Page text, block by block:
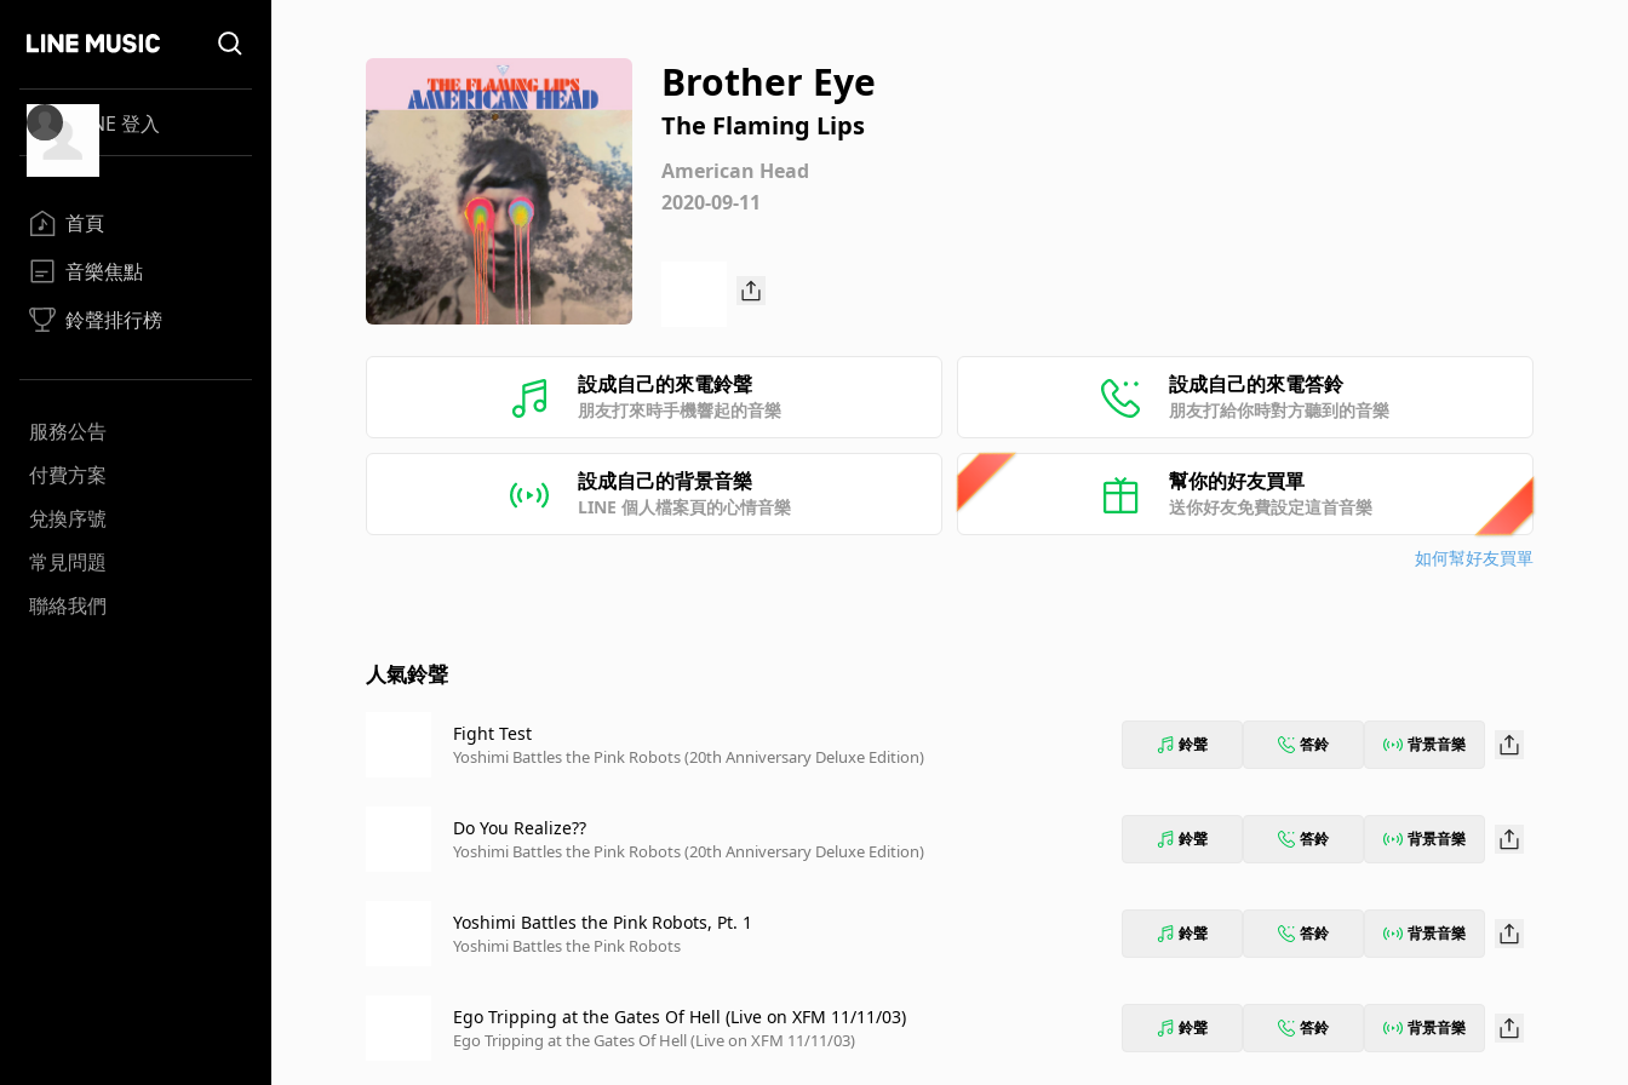
LINE 登入
首頁
音樂焦點
鈴聲排行榜
服務公告
付費方案
兌換序號
常見問題
聯絡我們
Brother Eye
The Flaming Lips
American Head
2020-09-11
設成自己的來電鈴聲
朋友打來時手機響起的音樂
設成自己的來電答鈴
朋友打給你時對方聽到的音樂
設成自己的背景音樂
LINE 個人檔案頁的心情音樂
幫你的好友買單
送你好友免費設定這首音樂
如何幫好友買單
人氣鈴聲
Fight Test
Yoshimi Battles the Pink Robots (20th Anniversary Deluxe Edition)
鈴聲 答鈴 背景音樂
Do You Realize??
Yoshimi Battles the Pink Robots (20th Anniversary Deluxe Edition)
鈴聲 答鈴 背景音樂
Yoshimi Battles the Pink Robots, Pt. 1
Yoshimi Battles the Pink Robots
鈴聲 答鈴 背景音樂
Ego Tripping at the Gates Of Hell (Live on XFM 11/11/03)
Ego Tripping at the Gates Of Hell (Live on XFM 11/11/03)
鈴聲 答鈴 背景音樂